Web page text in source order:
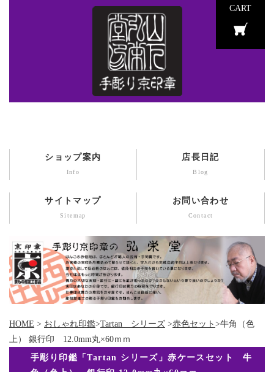
CART
ショップ案内
Info
店長日記
Blog
サイトマップ
Sitemap
お問い合わせ
Contact
HOME > おしゃれ印鑑>Tartan シリーズ >赤色セット >牛角（色
上） 銀行印 12.0mm丸×60ｍｍ
手彫り印鑑「Tartan シリーズ」赤ケースセット 牛